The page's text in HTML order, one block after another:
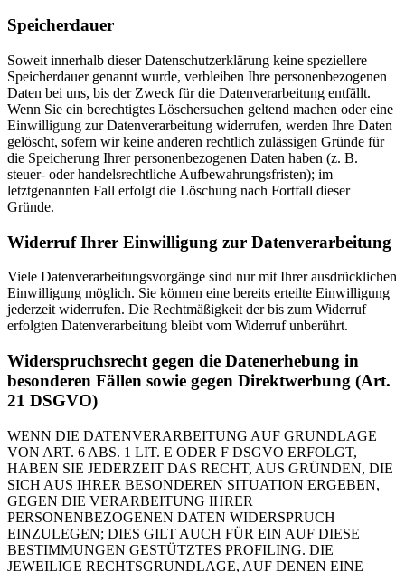
Speicherdauer
Soweit innerhalb dieser Datenschutzerklärung keine speziellere
Speicherdauer genannt wurde, verbleiben Ihre personenbezogenen
Daten bei uns, bis der Zweck für die Datenverarbeitung entfällt.
Wenn Sie ein berechtigtes Löschersuchen geltend machen oder eine
Einwilligung zur Datenverarbeitung widerrufen, werden Ihre Daten
gelöscht, sofern wir keine anderen rechtlich zulässigen Gründe für
die Speicherung Ihrer personenbezogenen Daten haben (z. B.
steuer- oder handelsrechtliche Aufbewahrungsfristen); im
letztgenannten Fall erfolgt die Löschung nach Fortfall dieser
Gründe.
Widerruf Ihrer Einwilligung zur Datenverarbeitung
Viele Datenverarbeitungsvorgänge sind nur mit Ihrer ausdrücklichen
Einwilligung möglich. Sie können eine bereits erteilte Einwilligung
jederzeit widerrufen. Die Rechtmäßigkeit der bis zum Widerruf
erfolgten Datenverarbeitung bleibt vom Widerruf unberührt.
Widerspruchsrecht gegen die Datenerhebung in
besonderen Fällen sowie gegen Direktwerbung (Art.
21 DSGVO)
WENN DIE DATENVERARBEITUNG AUF GRUNDLAGE
VON ART. 6 ABS. 1 LIT. E ODER F DSGVO ERFOLGT,
HABEN SIE JEDERZEIT DAS RECHT, AUS GRÜNDEN, DIE
SICH AUS IHRER BESONDEREN SITUATION ERGEBEN,
GEGEN DIE VERARBEITUNG IHRER
PERSONENBEZOGENEN DATEN WIDERSPRUCH
EINZULEGEN; DIES GILT AUCH FÜR EIN AUF DIESE
BESTIMMUNGEN GESTÜTZTES PROFILING. DIE
JEWEILIGE RECHTSGRUNDLAGE, AUF DENEN EINE